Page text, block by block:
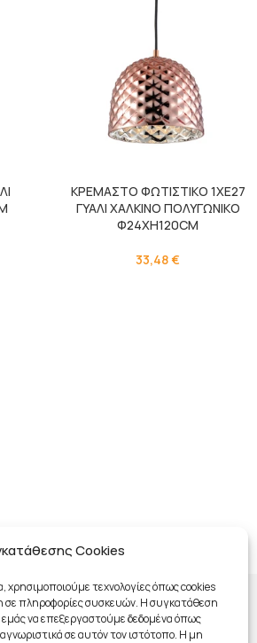
Cookies
χρησιμοποιούμε τεχνολογίες όπως cookies
πληροφορίες συσκευών. Η συγκατάθεση
εμάς να επεξεργαστούμε δεδομένα όπως
σε αυτόν τον ιστότοπο. Η μη
ΚΡΕΜΑΣΤΟ ΦΩΤΙΣΤΙΚΟ 1ΧΕ27
ΓΥΑΛΙ ΧΑΛΚΙΝΟ ΠΟΛΥΓΩΝΙΚΟ
Φ24ΧΗ120CM
33,48€